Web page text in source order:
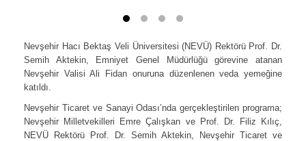
Nevşehir Hacı Bektaş Veli Üniversitesi (NEVÜ) Rektörü Prof. Dr.
Semih Aktekin, Emniyet Genel Müdürlüğü görevine atanan
Nevşehir Valisi Ali Fidan onuruna düzenlenen veda yemeğine
katıldı.
Nevşehir Ticaret ve Sanayi Odası’nda gerçekleştirilen programa;
Nevşehir Milletvekilleri Emre Çalışkan ve Prof. Dr. Filiz Kılıç,
NEVÜ Rektörü Prof. Dr. Semih Aktekin, Nevşehir Ticaret ve